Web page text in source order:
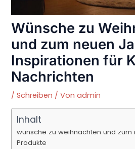
Wünsche zu
und zum neuen
Inspirationen für
Nachrichten
/Schreiben / Vonadmin
Inhalt
wünsche zu weihnachten und zum
Produkte